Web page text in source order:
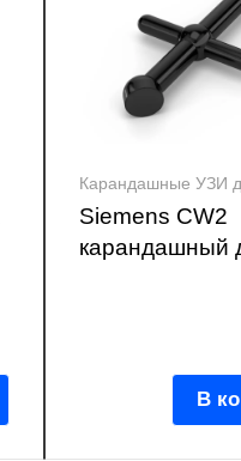
Карандашные УЗИ
Siemens CW2
карандашный
В